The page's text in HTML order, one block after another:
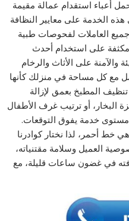
أعباء استقدام عمالة مقيمة
هذه الخدمة على معايير النظافة
العاملات لفحوصات طبية
على استخدام أحدث
والآمنة على الأثاث والرخام
مع كل مساحة في منزلك كأنها
المطبخ بعمق لإزالة
البخار، أو ترتيب غرف الأطفال
مستوى خدمة يفوق التوقعات.
أحمر، لذا نختار كوادرنا
العميل وسلامة مقتنياته،
في غضون ساعات قليلة، مع